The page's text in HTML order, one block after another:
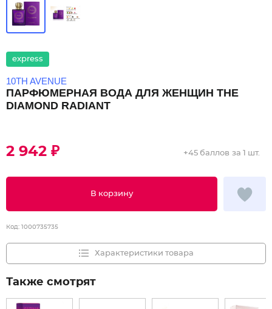
express
10TH AVENUE
ПАРФЮМЕРНАЯ ВОДА ДЛЯ ЖЕНЩИН THE
DIAMOND RADIANT
2 942 ₽
В корзину
+45 баллов за 1 шт.
Код: 1000735735
Характеристики товара
Также смотрят